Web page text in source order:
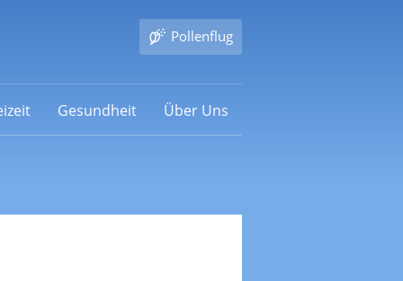
Pollenflug
Gesundheit Über Uns